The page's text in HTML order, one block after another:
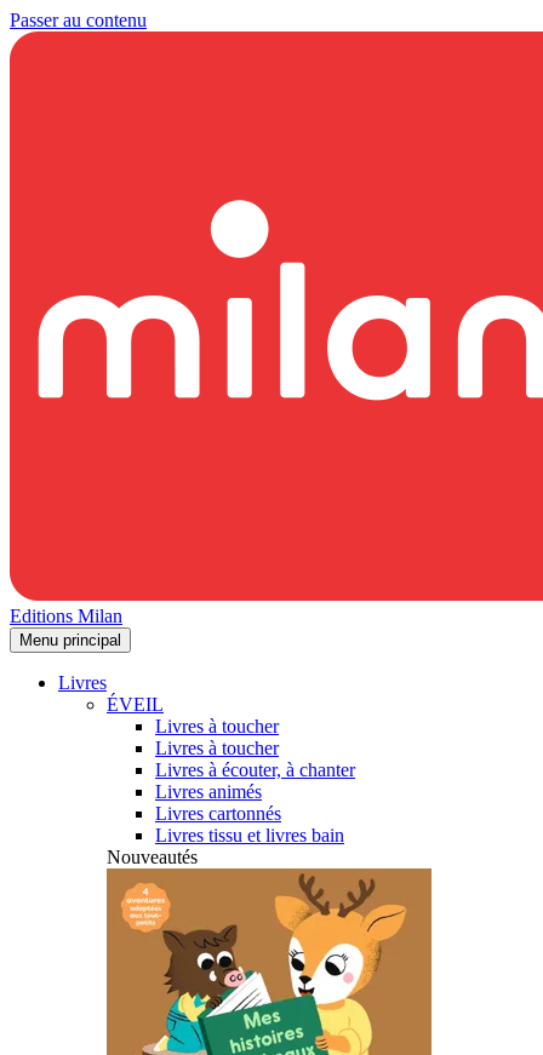
Passer au contenu
Editions Milan
Menu principal
Livres
ÉVEIL
Livres à toucher
Livres à toucher
Livres à écouter, à chanter
Livres animés
Livres cartonnés
Livres tissu et livres bain
Nouveautés